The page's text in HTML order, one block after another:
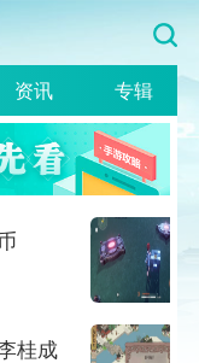
资讯 专辑
桂成